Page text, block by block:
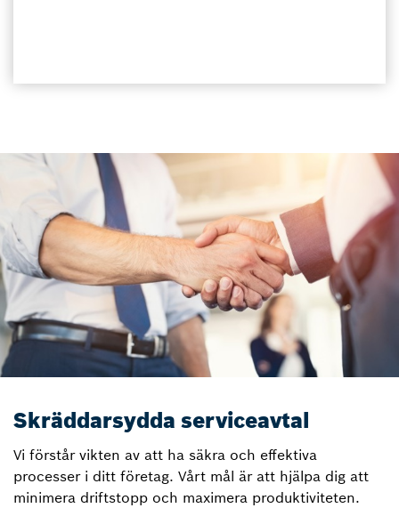
Skräddarsydda serviceavtal
Vi förstår vikten av att ha säkra och effektiva
processer i ditt företag. Vårt mål är att hjälpa dig att
minimera driftstopp och maximera produktiviteten.